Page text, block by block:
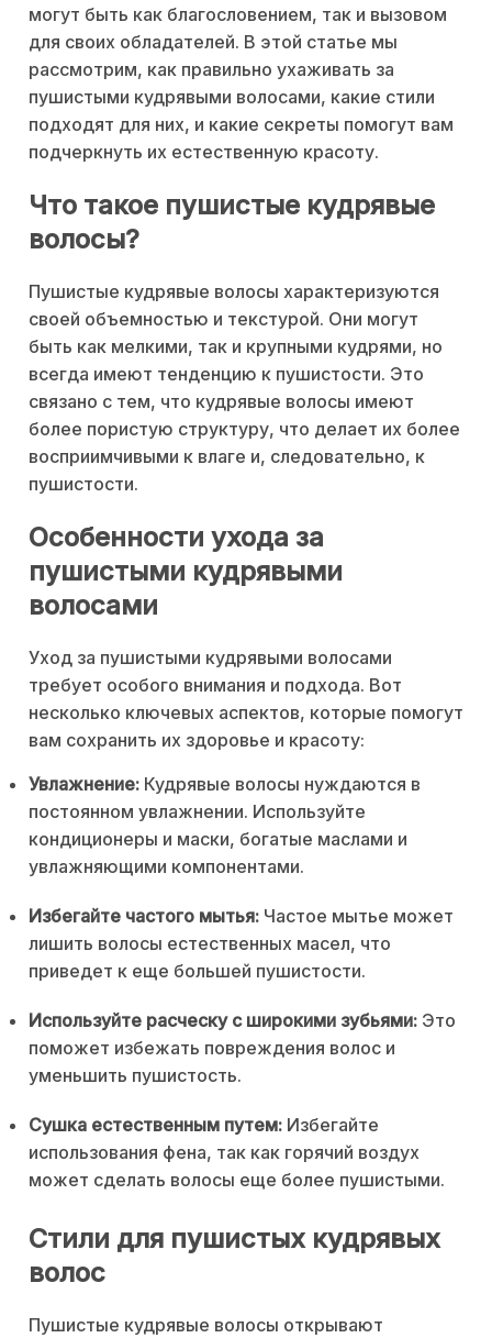
могут быть как благословением, так и вызовом
для своих обладателей. В этой статье мы
рассмотрим, как правильно ухаживать за
пушистыми кудрявыми волосами, какие стили
подходят для них, и какие секреты помогут вам
подчеркнуть их естественную красоту.
Что такое пушистые кудрявые
волосы?
Пушистые кудрявые волосы характеризуются
своей объемностью и текстурой. Они могут
быть как мелкими, так и крупными кудрями, но
всегда имеют тенденцию к пушистости. Это
связано с тем, что кудрявые волосы имеют
более пористую структуру, что делает их более
восприимчивыми к влаге и, следовательно, к
пушистости.
Особенности ухода за
пушистыми кудрявыми
волосами
Уход за пушистыми кудрявыми волосами
требует особого внимания и подхода. Вот
несколько ключевых аспектов, которые помогут
вам сохранить их здоровье и красоту:
Увлажнение: Кудрявые волосы нуждаются в
постоянном увлажнении. Используйте
кондиционеры и маски, богатые маслами и
увлажняющими компонентами.
Избегайте частого мытья: Частое мытье может
лишить волосы естественных масел, что
приведет к еще большей пушистости.
Используйте расческу с широкими зубьями: Это
поможет избежать повреждения волос и
уменьшить пушистость.
Сушка естественным путем: Избегайте
использования фена, так как горячий воздух
может сделать волосы еще более пушистыми.
Стили для пушистых кудрявых
волос
Пушистые кудрявые волосы открывают